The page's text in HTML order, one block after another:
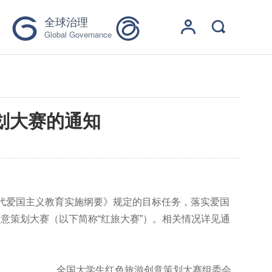
全球治理
Global Governance
大赛的通知
国主义教育实施纲要》规定的目标任务，落实爱国
策划大赛（以下简称“红旅大赛”）。相关情况详见通
全国大学生红色旅游创意策划大赛组委会